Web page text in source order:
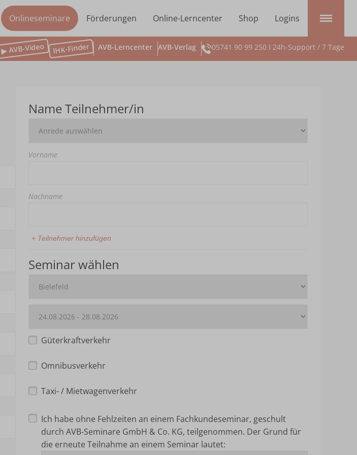
Onlineseminare Förderungen Online-Lerncenter Shop Logins
▶ AVB-Video IHK-Finder AVB-Lerncenter AVB-Verlag 05741 90 99 250 I 24h-Support / 7 Tage
Name Teilnehmer/in
Vorname
Nachname
+ Teilnehmer hinzufügen
Seminar wählen
Güterkraftverkehr
Omnibusverkehr
Taxi- / Mietwagenverkehr
Ich habe ohne Fehlzeiten an einem Fachkundeseminar, geschult
durch AVB-Seminare GmbH & Co. KG, teilgenommen. Der Grund für
die erneute Teilnahme an einem Seminar lautet: